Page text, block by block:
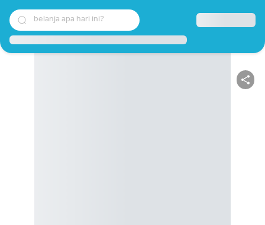
belanja apa hari ini?